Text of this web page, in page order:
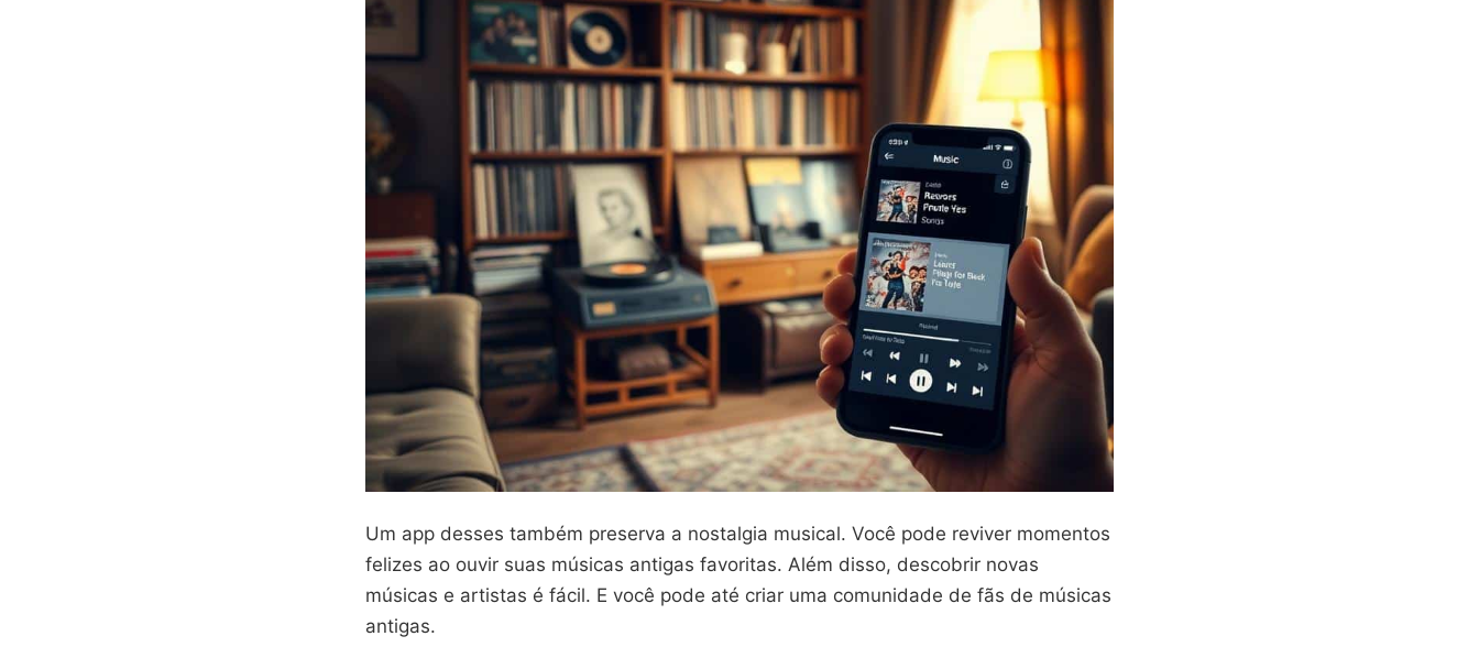
Um app desses também preserva a nostalgia musical. Você pode reviver momentos
felizes ao ouvir suas músicas antigas favoritas. Além disso, descobrir novas
músicas e artistas é fácil. E você pode até criar uma comunidade de fãs de músicas
antigas.